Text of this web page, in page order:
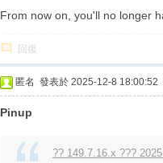
From now on, you'll no longer
回復
匿名 發表於 2025-12-8 18:00:52
Pinup
?? 149.7.16.x ???